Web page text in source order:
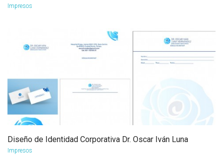
Impresos
more info view larger
Diseño de Identidad Corporativa Dr. Oscar Iván Luna
Impresos